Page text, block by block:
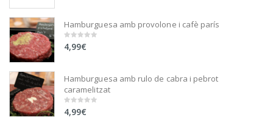
Hamburguesa amb provolone i cafè parís
0
out
4,99€
Hamburguesa amb rulo de cabra i pebrot
caramelitzat
0
out
4,99€